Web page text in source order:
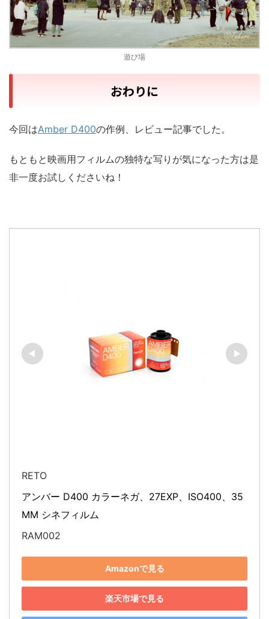
遊び場
おわりに
今回はAmber D400の作例、レビュー記事でした。
もともと映画用フィルムの独特な写りが気になった方は是
非一度お試しくださいね！
RETO
アンバー D400 カラーネガ、27EXP、ISO400、35
MM シネフィルム
RAM002
Amazonで見る
楽天市場で見る